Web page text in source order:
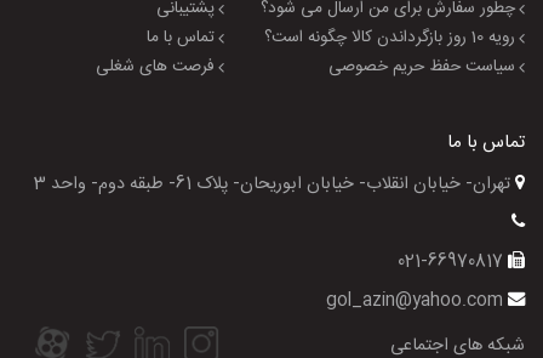
چطور سفارش برای من ارسال می شود؟
رویه 10 روز بازگرداندن کالا چگونه است؟
سیاست حفظ حریم خصوصی
پشتیبانی
تماس با ما
فرصت های شغلی
تماس با ما
تهران- خیابان انقلاب- خیابان ابوریحان- پلاک 61- طبقه دوم- واحد 3
شبکه های اجتماعی